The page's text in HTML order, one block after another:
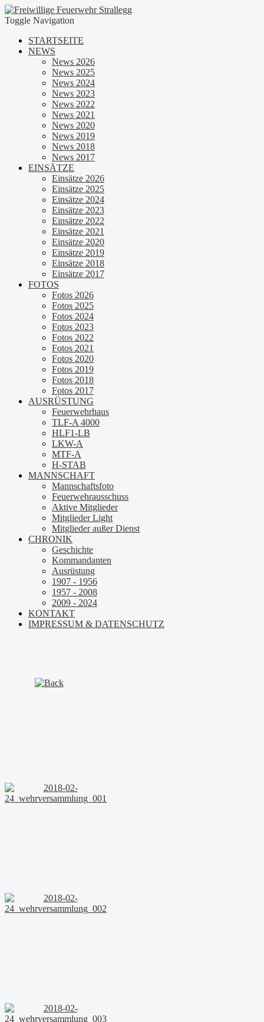
Toggle Navigation
STARTSEITE
NEWS
News 2026
News 2025
News 2024
News 2023
News 2022
News 2021
News 2020
News 2019
News 2018
News 2017
EINSÄTZE
Einsätze 2026
Einsätze 2025
Einsätze 2024
Einsätze 2023
Einsätze 2022
Einsätze 2021
Einsätze 2020
Einsätze 2019
Einsätze 2018
Einsätze 2017
FOTOS
Fotos 2026
Fotos 2025
Fotos 2024
Fotos 2023
Fotos 2022
Fotos 2021
Fotos 2020
Fotos 2019
Fotos 2018
Fotos 2017
AUSRÜSTUNG
Feuerwehrhaus
TLF-A 4000
HLF1-LB
LKW-A
MTF-A
H-STAB
MANNSCHAFT
Mannschaftsfoto
Feuerwehrausschuss
Aktive Mitglieder
Mitglieder Light
Mitglieder außer Dienst
CHRONIK
Geschichte
Kommandanten
Ausrüstung
1907 - 1956
1957 - 2008
2009 - 2024
KONTAKT
IMPRESSUM & DATENSCHUTZ